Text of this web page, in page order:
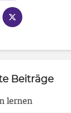
Beiträge
lernen